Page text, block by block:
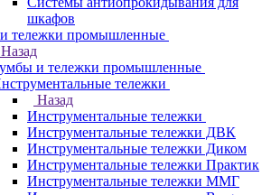
шкафов
тележки промышленные
Назад
и тележки промышленные
тележки
Назад
Инструментальные тележки
Инструментальные тележки ДВК
Инструментальные тележки Диком
Инструментальные тележки Практик
Инструментальные тележки ММГ